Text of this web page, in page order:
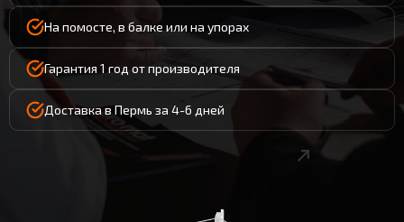
На помосте, в балке или на упорах
Гарантия 1 год от производителя
Доставка в Пермь за 4-6 дней